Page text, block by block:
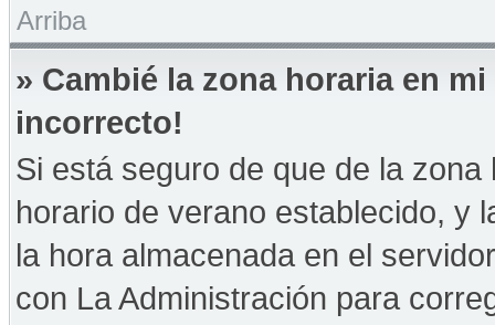
Arriba
» Cambié la zona horaria en
incorrecto!
Si está seguro de que de la
horario de verano establecido, y
la hora almacenada en el
con La Administración para